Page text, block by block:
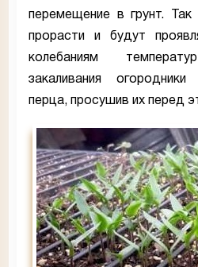
перемещение в грунт.
прорасти и будут
колебаниям
закаливания
перца, просушив их перед